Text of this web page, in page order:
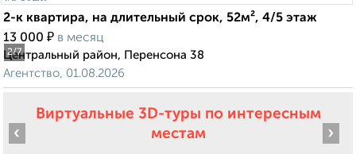
2/7
2-к квартира, на длительный срок, 52м², 4/5 этаж
13 000 ₽ в месяц
Центральный район, Перенсона 38
Агентство, 01.08.2026
Виртуальные 3D-туры по интересным
местам
‹ ›